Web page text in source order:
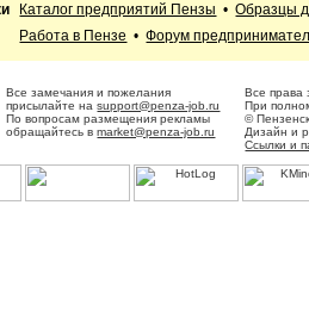
Каталог предприятий Пензы •Образцы
Работа в Пензе •Форум
Все замечания и пожелания
присылайте наsupport@penza-job.ru
По вопросам размещения рекламы
обращайтесь вmarket@penza-job.ru
Все права
При
©
Дизайн и
Ссылки и